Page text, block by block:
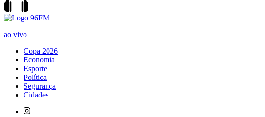
ao vivo
Copa 2026
Economia
Esporte
Política
Segurança
Cidades